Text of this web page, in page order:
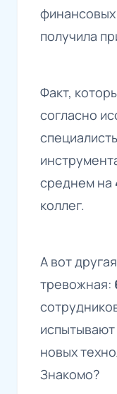
получила
Факт,
согласно
среднем на
коллег.
А вот
тревожная:
новых
Знакомо?